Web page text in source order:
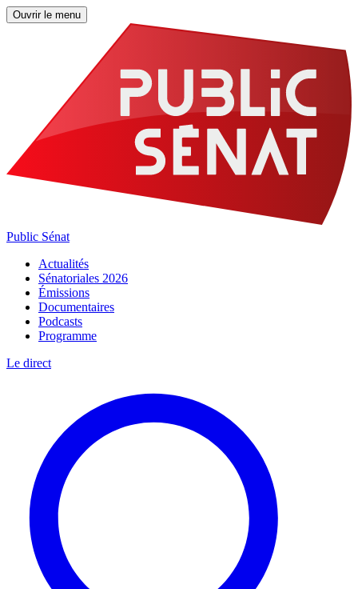
Ouvrir le menu
Public Sénat
Actualités
Sénatoriales 2026
Émissions
Documentaires
Podcasts
Programme
Le direct